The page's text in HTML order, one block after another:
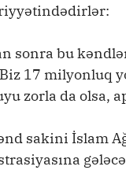
sonra bu
Biz 17 milyonluq
zorla da olsa,
sakini İslam